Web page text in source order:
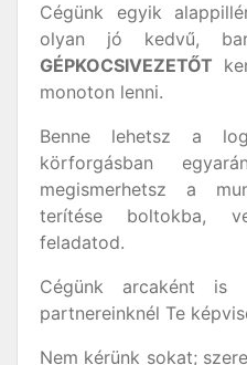
Cégünk egyik
olyan jó kedvű,
GÉPKOCSIVEZETŐT
monoton lenni.
Benne lehetsz a
körforgásban
megismerhetsz a
terítése boltokba,
feladatod.
Cégünk arcaként is
partnereinknél Te
Nem kérünk sokat;